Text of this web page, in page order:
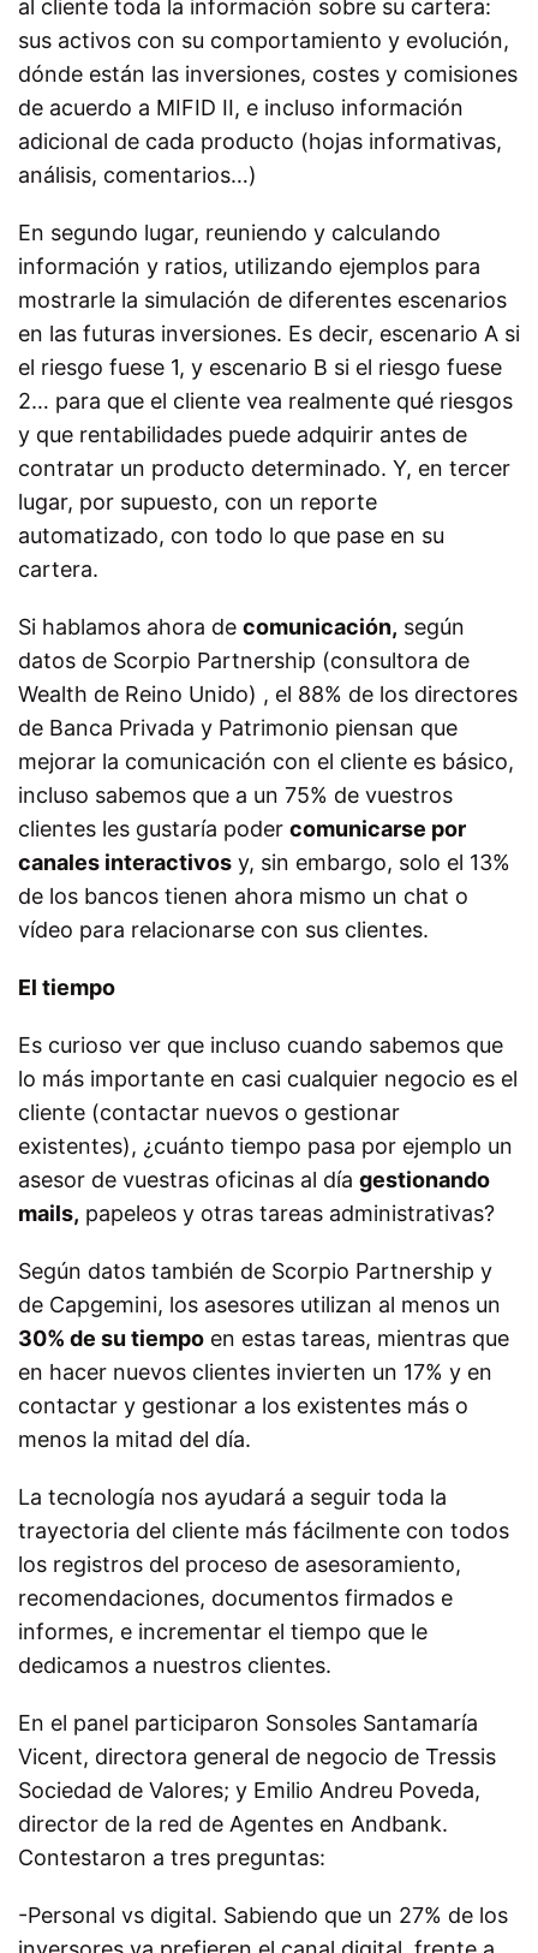
al cliente toda la información sobre su cartera:
sus activos con su comportamiento y evolución,
dónde están las inversiones, costes y comisiones
de acuerdo a MIFID II, e incluso información
adicional de cada producto (hojas informativas,
análisis, comentarios…)
En segundo lugar, reuniendo y calculando
información y ratios, utilizando ejemplos para
mostrarle la simulación de diferentes escenarios
en las futuras inversiones. Es decir, escenario A si
el riesgo fuese 1, y escenario B si el riesgo fuese
2… para que el cliente vea realmente qué riesgos
y que rentabilidades puede adquirir antes de
contratar un producto determinado. Y, en tercer
lugar, por supuesto, con un reporte
automatizado, con todo lo que pase en su
cartera.
Si hablamos ahora de comunicación, según
datos de Scorpio Partnership (consultora de
Wealth de Reino Unido) , el 88% de los directores
de Banca Privada y Patrimonio piensan que
mejorar la comunicación con el cliente es básico,
incluso sabemos que a un 75% de vuestros
clientes les gustaría poder comunicarse por
canales interactivos y, sin embargo, solo el 13%
de los bancos tienen ahora mismo un chat o
vídeo para relacionarse con sus clientes.
El tiempo
Es curioso ver que incluso cuando sabemos que
lo más importante en casi cualquier negocio es el
cliente (contactar nuevos o gestionar
existentes), ¿cuánto tiempo pasa por ejemplo un
asesor de vuestras oficinas al día gestionando
mails, papeleos y otras tareas administrativas?
Según datos también de Scorpio Partnership y
de Capgemini, los asesores utilizan al menos un
30% de su tiempo en estas tareas, mientras que
en hacer nuevos clientes invierten un 17% y en
contactar y gestionar a los existentes más o
menos la mitad del día.
La tecnología nos ayudará a seguir toda la
trayectoria del cliente más fácilmente con todos
los registros del proceso de asesoramiento,
recomendaciones, documentos firmados e
informes, e incrementar el tiempo que le
dedicamos a nuestros clientes.
En el panel participaron Sonsoles Santamaría
Vicent, directora general de negocio de Tressis
Sociedad de Valores; y Emilio Andreu Poveda,
director de la red de Agentes en Andbank.
Contestaron a tres preguntas:
-Personal vs digital. Sabiendo que un 27% de los